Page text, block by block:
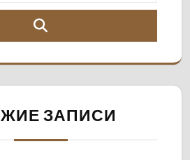
ЗАПИСИ